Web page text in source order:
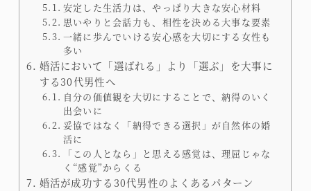
安定した生活力は、やっぱり大きな安心材料
思いやりと会話力も、相性を決める大事な要素
一緒に歩んでいける安心感を大切にする女性も
多い
婚活において「選ばれる」より「選ぶ」を大事に
する30代男性へ
自分の価値観を大切にすることで、納得のいく
出会いに
妥協ではなく「納得できる選択」が自然体の婚
活に
「この人となら」と思える感覚は、理屈じゃな
く“感覚”からくる
婚活が成功する30代男性のよくあるパターン